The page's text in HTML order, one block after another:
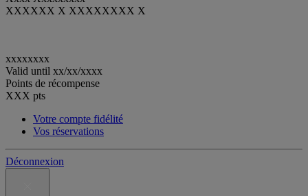
XXXXXX X XXXXXXXX X
xxxxxxxx
Valid until xx/xx/xxxx
Points de récompense
XXX pts
Votre compte fidélité
Vos réservations
Déconnexion